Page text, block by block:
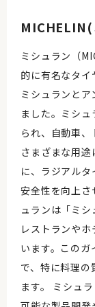
MICHELIN(
ミシュラン（
的に有名なタイ
ミシュランと
ました。ミシ
られ、自動車、
さまざまな用
に、ラジアル
安全性を向上さ
ュランは「ミ
レストランや
います。この
で、特に料理
ます。 ミシュ